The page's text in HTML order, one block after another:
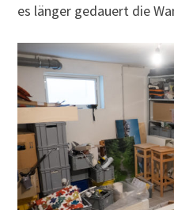
es länger gedauert die